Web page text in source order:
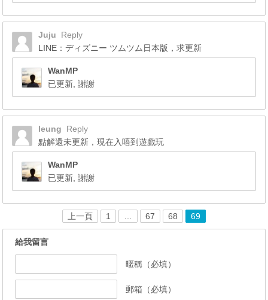
Juju
Reply
LINE：ディズニー ツムツム日本版，求更新
WanMP
已更新, 謝謝
leung
Reply
點解還未更新，現在入唔到遊戲玩
WanMP
已更新, 謝謝
上一頁 1 67 68 69
給我留言
暱稱（必填）
郵箱（必填）